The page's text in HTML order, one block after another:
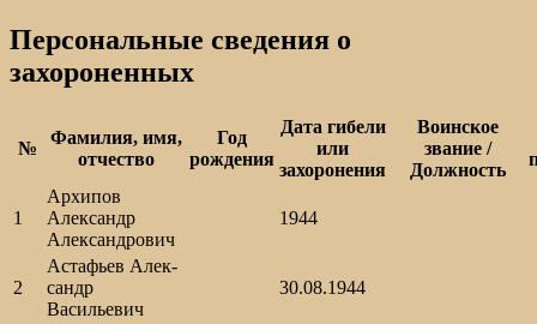
Персональные сведения о
захороненных
№
Фамилия, имя,
отчество
Год
рождения
Дата гибели
или
захоронения
Воинское
звание /
Должность
1
Архипов
Александр
Александрович
1944
2
Астафьев Алек-
сандр
Васильевич
30.08.1944